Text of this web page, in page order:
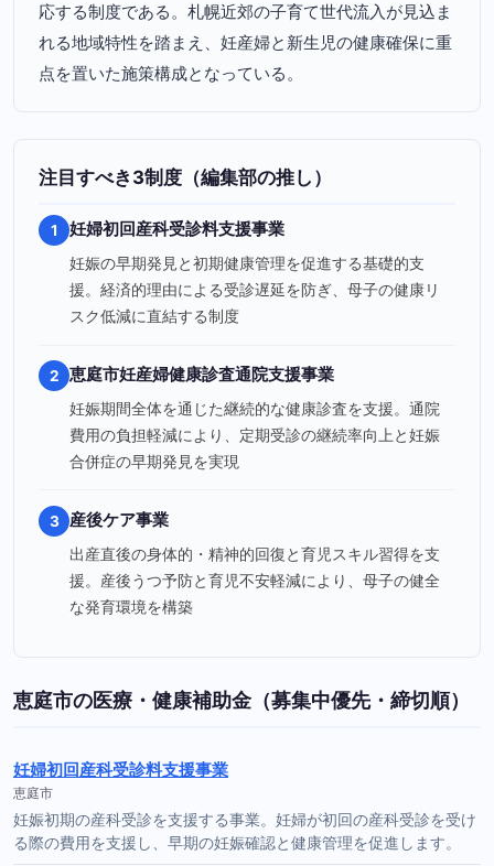
応する制度である。札幌近郊の子育て世代流入が見込ま
れる地域特性を踏まえ、妊産婦と新生児の健康確保に重
点を置いた施策構成となっている。
注目すべき3制度（編集部の推し）
1 妊婦初回産科受診料支援事業
妊娠の早期発見と初期健康管理を促進する基礎的支
援。経済的理由による受診遅延を防ぎ、母子の健康リ
スク低減に直結する制度
2 恵庭市妊産婦健康診査通院支援事業
妊娠期間全体を通じた継続的な健康診査を支援。通院
費用の負担軽減により、定期受診の継続率向上と妊娠
合併症の早期発見を実現
3 産後ケア事業
出産直後の身体的・精神的回復と育児スキル習得を支
援。産後うつ予防と育児不安軽減により、母子の健全
な発育環境を構築
恵庭市の医療・健康補助金（募集中優先・締切順）
妊婦初回産科受診料支援事業
恵庭市
妊娠初期の産科受診を支援する事業。妊婦が初回の産科受診を受け
る際の費用を支援し、早期の妊娠確認と健康管理を促進します。